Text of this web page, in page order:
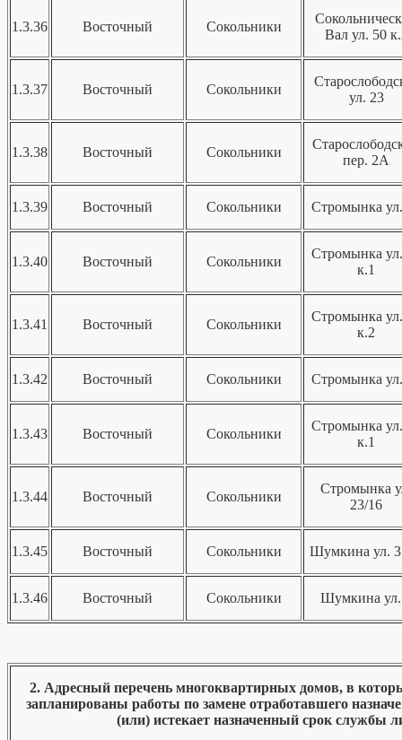
1.3.36 Восточный Сокольники
Вал ул. 50
1.3.37 Восточный Сокольники
ул. 23
1.3.38 Восточный Сокольники
пер. 2А
1.3.39 Восточный Сокольники Стромынка
1.3.40 Восточный Сокольники
Стромынка
к.1
1.3.41 Восточный Сокольники
Стромынка
к.2
1.3.42 Восточный Сокольники Стромынка
1.3.43 Восточный Сокольники
Стромынка
к.1
1.3.44 Восточный Сокольники
Стромынка
23/16
1.3.45 Восточный Сокольники Шумкина ул. 3
1.3.46 Восточный Сокольники Шумкина
2. Адресный перечень многоквартирных домов, в
запланированы работы по замене отработавшего
(или) истекает назначенный срок службы